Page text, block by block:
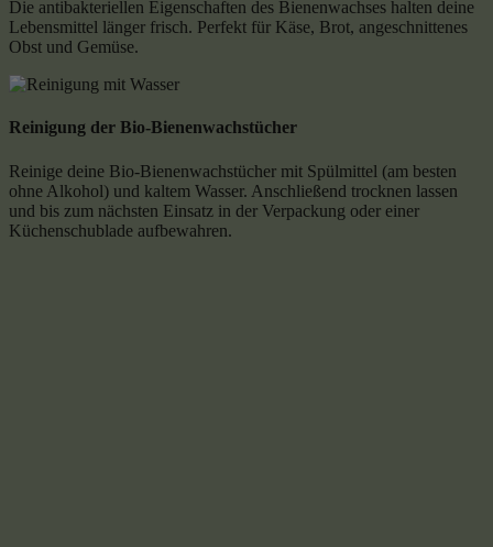
Die antibakteriellen Eigenschaften des Bienenwachses halten deine
Lebensmittel länger frisch. Perfekt für Käse, Brot, angeschnittenes
Obst und Gemüse.
Reinigung der Bio-Bienenwachstücher
Reinige deine Bio-Bienenwachstücher mit Spülmittel (am besten
ohne Alkohol) und kaltem Wasser. Anschließend trocknen lassen
und bis zum nächsten Einsatz in der Verpackung oder einer
Küchenschublade aufbewahren.